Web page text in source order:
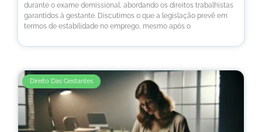
durante o exame demissional, abordando os direitos trabalhistas
garantidos à gestante. Discutimos o que a legislação prevê em
termos de estabilidade no emprego, mesmo após o
Direito Das Gestantes